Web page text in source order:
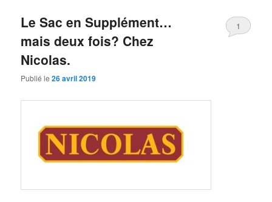
Le Sac en Supplément…
mais deux fois? Chez
Nicolas.
Publié le26 avril 2019
1